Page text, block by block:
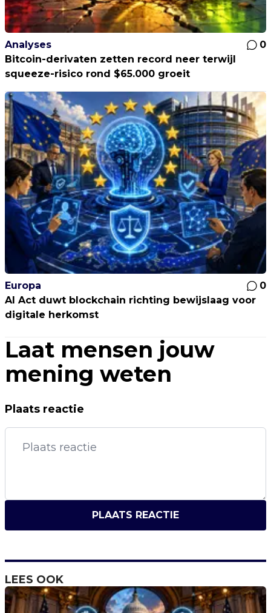
Analyses
0
Bitcoin-derivaten zetten record neer terwijl
squeeze-risico rond $65.000 groeit
Europa
0
AI Act duwt blockchain richting bewijslaag voor
digitale herkomst
Laat mensen jouw
mening weten
Plaats reactie
PLAATS REACTIE
LEES OOK